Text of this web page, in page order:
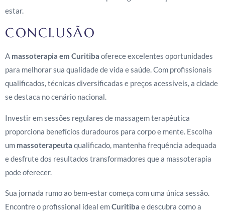
estar.
CONCLUSÃO
A massoterapia em Curitiba oferece excelentes oportunidades
para melhorar sua qualidade de vida e saúde. Com profissionais
qualificados, técnicas diversificadas e preços acessíveis, a cidade
se destaca no cenário nacional.
Investir em sessões regulares de massagem terapêutica
proporciona benefícios duradouros para corpo e mente. Escolha
um massoterapeuta qualificado, mantenha frequência adequada
e desfrute dos resultados transformadores que a massoterapia
pode oferecer.
Sua jornada rumo ao bem-estar começa com uma única sessão.
Encontre o profissional ideal emCuritiba e descubra como a